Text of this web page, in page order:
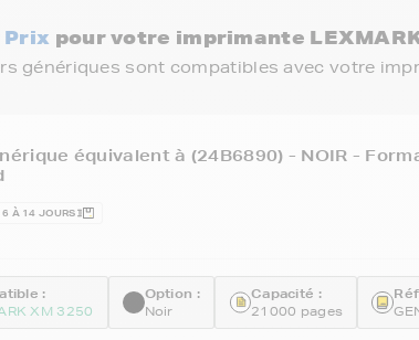
Prix pour votre imprimante
génériques sont compatibles avec votre
équivalent à (24B6890) - NOIR -
À 14 JOURS
:
XM 3250
Option :
Noir
Capacité :
21000 pages